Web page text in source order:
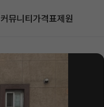
커뮤니티가격표제원